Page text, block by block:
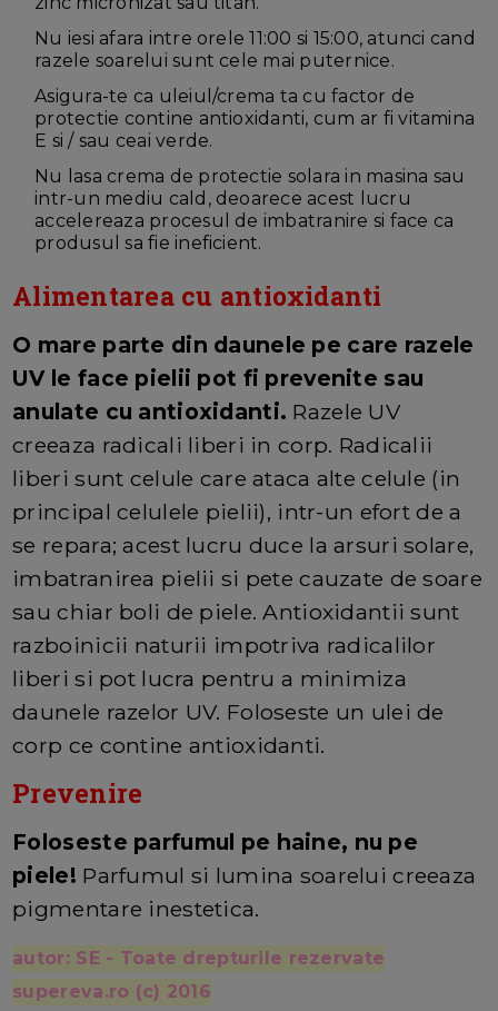
Nu iesi afara intre orele 11:00 si 15:00, atunci cand
razele soarelui sunt cele mai puternice.
Asigura-te ca uleiul/crema ta cu factor de
protectie contine antioxidanti, cum ar fi vitamina
E si / sau ceai verde.
Nu lasa crema de protectie solara in masina sau
intr-un mediu cald, deoarece acest lucru
accelereaza procesul de imbatranire si face ca
produsul sa fie ineficient.
Alimentarea cu antioxidanti
O mare parte din daunele pe care razele
UV le face pielii pot fi prevenite sau
anulate cu antioxidanti. Razele UV
creeaza radicali liberi in corp. Radicalii
liberi sunt celule care ataca alte celule (in
principal celulele pielii), intr-un efort de a
se repara; acest lucru duce la arsuri solare,
imbatranirea pielii si pete cauzate de soare
sau chiar boli de piele. Antioxidantii sunt
razboinicii naturii impotriva radicalilor
liberi si pot lucra pentru a minimiza
daunele razelor UV. Foloseste un ulei de
corp ce contine antioxidanti.
Prevenire
Foloseste parfumul pe haine, nu pe
piele! Parfumul si lumina soarelui creeaza
pigmentare inestetica.
autor: SE - Toate drepturile rezervate
supereva.ro (c) 2016